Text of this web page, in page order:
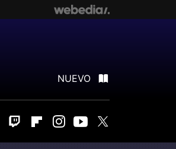
NUEVO
Twitch FlipboardInstagram
Youtube